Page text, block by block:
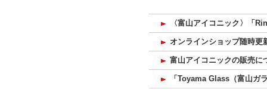
〈富山アイコニック〉「
オンラインショップ随時更
富山アイコニックの販売に
「Toyama Glass（富山ガ